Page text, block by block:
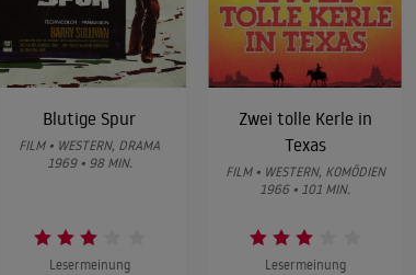
Blutige Spur
FILM • WESTERN, DRAMA
1969 • 98 MIN.
Lesermeinung
Zwei tolle Kerle in
Texas
FILM • WESTERN, KOMÖDIEN
1966 • 101 MIN.
Lesermeinung